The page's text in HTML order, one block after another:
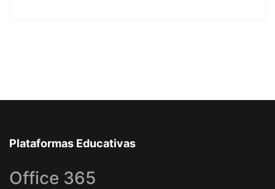
Plataformas Educativas
Office 365